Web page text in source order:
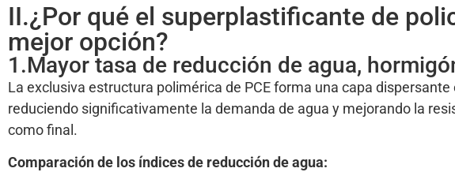
II.¿Por qué el superplastificante de
mejor opción?
1.Mayor tasa de reducción de agua,
La exclusiva estructura polimérica de PCE forma una capa
reduciendo significativamente la demanda de agua y mejorando la
como final.
Comparación de los índices de reducción de agua: